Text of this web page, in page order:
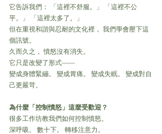
它告訴我們： 「這裡不舒服。」 「這裡不公
平。」 「這裡太多了。」
但在重視和諧與忍耐的文化裡， 我們學會壓下這
個訊號。
久而久之， 憤怒沒有消失。
它只是改變了形式——
變成身體緊繃。 變成胃痛。 變成失眠。 變成對自
己更嚴苛。
為什麼「控制憤怒」這麼受歡迎？
很多工作坊教我們如何控制憤怒。
深呼吸。 數十下。 轉移注意力。